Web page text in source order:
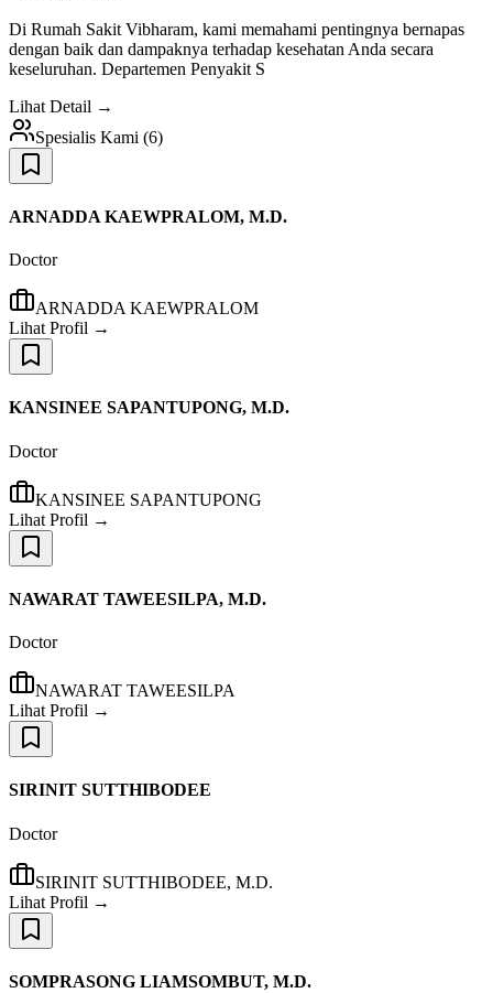
Di Rumah Sakit Vibharam, kami memahami pentingnya bernapas
dengan baik dan dampaknya terhadap kesehatan Anda secara
keseluruhan. Departemen Penyakit S
Lihat Detail →
Spesialis Kami (6)
ARNADDA KAEWPRALOM, M.D.
Doctor
ARNADDA KAEWPRALOM
Lihat Profil →
KANSINEE SAPANTUPONG, M.D.
Doctor
KANSINEE SAPANTUPONG
Lihat Profil →
NAWARAT TAWEESILPA, M.D.
Doctor
NAWARAT TAWEESILPA
Lihat Profil →
SIRINIT SUTTHIBODEE
Doctor
SIRINIT SUTTHIBODEE, M.D.
Lihat Profil →
SOMPRASONG LIAMSOMBUT, M.D.